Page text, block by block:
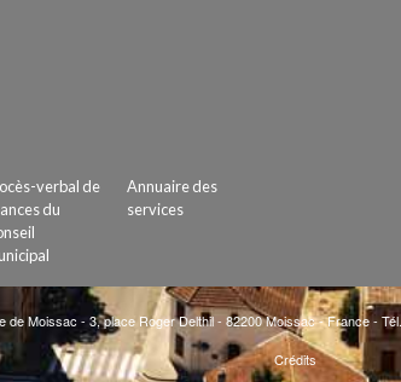
verbal de
du
Annuaire des
services
de Moissac - 3, place Roger Delthil - 82200 Moissac - France -
Crédits